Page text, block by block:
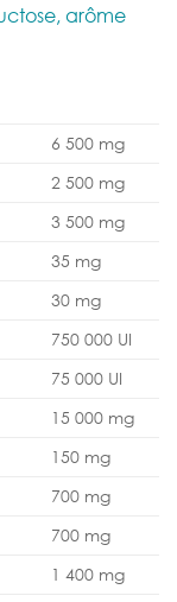
arôme
6 500 mg
2 500 mg
3 500 mg
35 mg
30 mg
750 000 UI
75 000 UI
15 000 mg
150 mg
700 mg
700 mg
1 400 mg